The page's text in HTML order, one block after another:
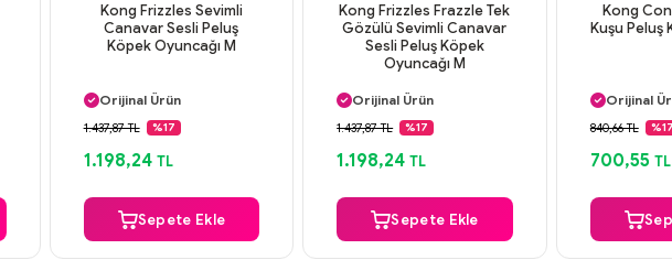
Kong Frizzles Sevimli
Canavar Sesli Peluş
Köpek Oyuncağı M
Orijinal Ürün
Güvenli Ödeme
1.437,87 TL %17
1.198,24 TL
Sepete Ekle
Kong Frizzles Frazzle Tek
Gözülü Sevimli Canavar
Sesli Peluş Köpek
Oyuncağı M
Orijinal Ürün
Güvenli Ödeme
1.437,87 TL %17
1.198,24 TL
Sepete Ekle
Kong
Kuşu Peluş
Orijinal
Güvenli
840,66 TL %17
700,55 TL